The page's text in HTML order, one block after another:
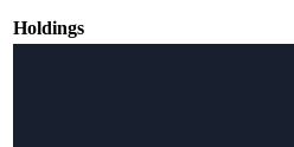
Holdings